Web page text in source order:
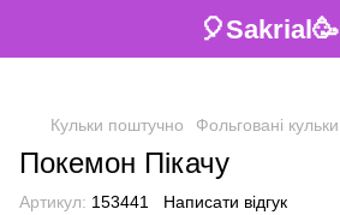
🎈Sakrial🥳
Кульки поштучно Фольговані кульки
Покемон Пікачу
Артикул: 153441 Написати відгук